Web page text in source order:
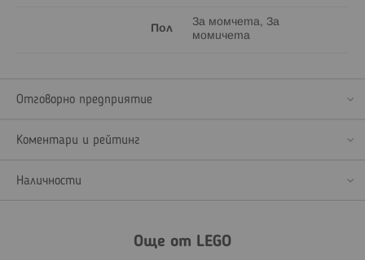
Пол
За момчета, За
момичета
Отговорно предприятие
Коментари и рейтинг
Наличности
Още от LEGO